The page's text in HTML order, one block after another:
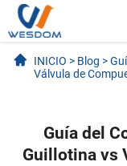
INICIO > Blog >
Válvula de
Guía del
Guillotina vs